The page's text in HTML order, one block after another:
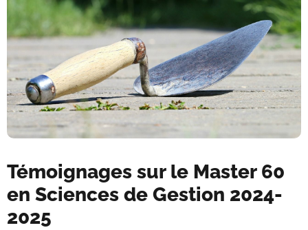
Témoignages sur le Master 60
en Sciences de Gestion 2024-
2025